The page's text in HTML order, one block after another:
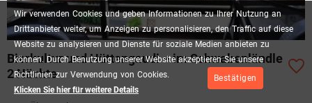
Wir verwenden Cookies und geben Informationen zu Ihrer Nutzung an
Drittanbieter weiter, um Anzeigen zu personalisieren, den Traffic auf diese
Website zu analysieren und Dienste für soziale Medien anbieten zu
können. Durch Benutzung unserer Website akzeptieren Sie unsere
Richtlinien zur Verwendung von Cookies.
Klicken Sie hier für weitere Details
Bestätigen
Bierkultur und Hüttengaudi – im Schwabenländle
2 Nächte